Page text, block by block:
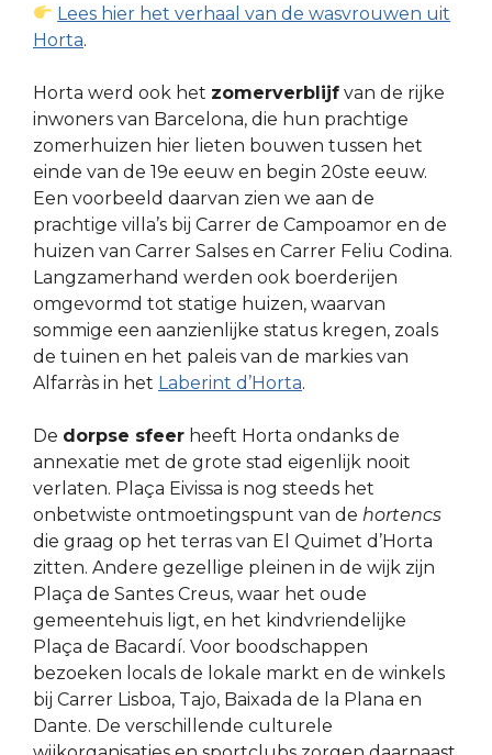
Lees hier het verhaal van de wasvrouwen uit
Horta.
Horta werd ook het zomerverblijf van de rijke
inwoners van Barcelona, die hun prachtige
zomerhuizen hier lieten bouwen tussen het
einde van de 19e eeuw en begin 20ste eeuw.
Een voorbeeld daarvan zien we aan de
prachtige villa’s bij Carrer de Campoamor en de
huizen van Carrer Salses en Carrer Feliu Codina.
Langzamerhand werden ook boerderijen
omgevormd tot statige huizen, waarvan
sommige een aanzienlijke status kregen, zoals
de tuinen en het paleis van de markies van
Alfarràs in het Laberint d’Horta.
De dorpse sfeer heeft Horta ondanks de
annexatie met de grote stad eigenlijk nooit
verlaten. Plaça Eivissa is nog steeds het
onbetwiste ontmoetingspunt van de hortencs
die graag op het terras van El Quimet d’Horta
zitten. Andere gezellige pleinen in de wijk zijn
Plaça de Santes Creus, waar het oude
gemeentehuis ligt, en het kindvriendelijke
Plaça de Bacardí. Voor boodschappen
bezoeken locals de lokale markt en de winkels
bij Carrer Lisboa, Tajo, Baixada de la Plana en
Dante. De verschillende culturele